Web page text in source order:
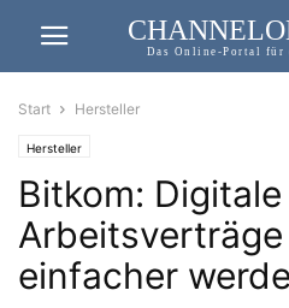
Das Online-Portal für
Start Hersteller
Hersteller
Bitkom: Digitale
einfacher